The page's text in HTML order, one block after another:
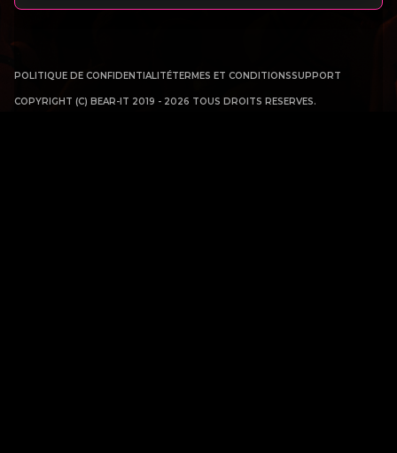
POLITIQUE DE CONFIDENTIALITÉTERMES ET CONDITIONSSUPPORT
COPYRIGHT (C) BEAR-IT 2019 - 2026 TOUS DROITS RESERVES.